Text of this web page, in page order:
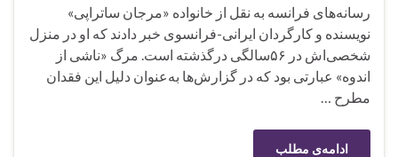
رسانه‌های فرانسه به نقل از خانواده «مرجان ساتراپی»
نویسنده و کارگردان ایرانی-فرانسوی خبر دادند که او در منزل
شخصی‌اش در ۵۶سالگی درگذشته است. مرگ «ناشی از
اندوه» عبارتی بود که در گزارش‌ها به‌عنوان دلیل این فقدان
مطرح …
ادامه‌ی مطلب